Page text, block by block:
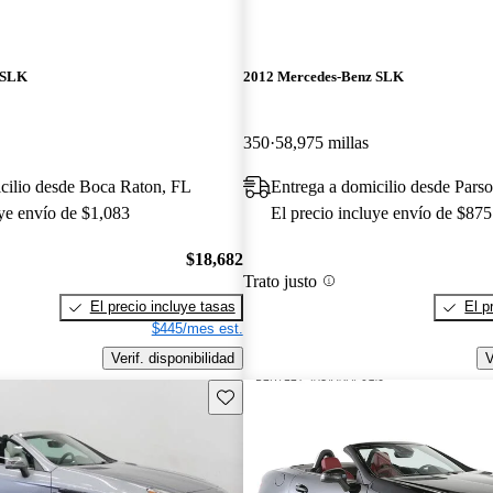
desde Boca Raton, FL
envío de $1,083
$18,682
El precio incluye tasas
$445/mes est.
Verif. disponibilidad
2012 Mercedes-Benz SLK
350 58,975 millas
Entrega a domicilio desde
El precio incluye envío de $875
Trato justo
El
Guarda este Aviso